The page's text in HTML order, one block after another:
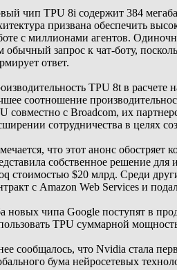
чип TPU 8i содержит 384
призвана обеспечить
с миллионами агентов.
обычный запрос к чат-боту,
ответ.
TPU 8t в расчете
соотношение
совместно с Broadcom, их
сотрудничества в целях
что этот анонс
собственное решение
стоимостью $20 млрд. Среди
с Amazon Web Services и
новых чипа Google поступят в
TPU суммарной
сообщалось, что Nvidia стала
бума нейросетевых